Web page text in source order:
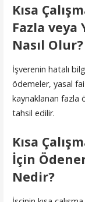
Kısa
Fazla
Nasıl Olur?
İşverenin hatalı
ödemeler, yasal
kaynaklanan fazla
tahsil edilir.
Kısa
İçin
Nedir?